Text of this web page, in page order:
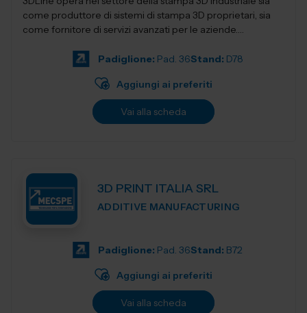
come produttore di sistemi di stampa 3D proprietari, sia
come fornitore di servizi avanzati per le aziende.
Padiglione: Pad. 36Stand: D78
Aggiungi ai preferiti
Vai alla scheda
3D PRINT ITALIA SRL
ADDITIVE MANUFACTURING
Padiglione: Pad. 36Stand: B72
Aggiungi ai preferiti
Vai alla scheda